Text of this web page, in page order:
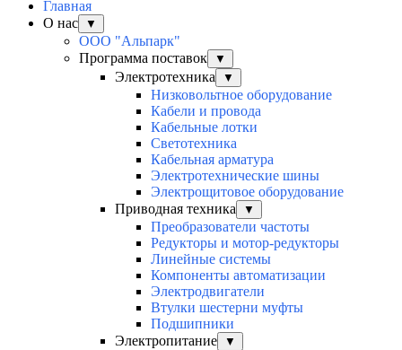
Главная
О нас
▼
ООО "Альпарк"
Программа поставок
▼
Электротехника ▼
Низковольтное оборудование
Кабели и провода
Кабельные лотки
Светотехника
Кабельная арматура
Электротехнические шины
Электрощитовое оборудование
Приводная техника
▼
Преобразователи частоты
Редукторы и мотор-редукторы
Линейные системы
Компоненты автоматизации
Электродвигатели
Втулки шестерни муфты
Подшипники
Электропитание
▼